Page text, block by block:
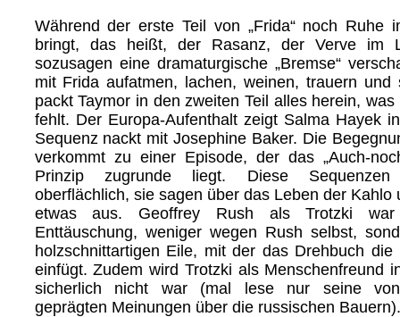
Während der erste Teil von „Frida“ noch Ruhe
bringt, das heißt, der Rasanz, der Verve im
sozusagen eine dramaturgische „Bremse“
mit Frida aufatmen, lachen, weinen, trauern und
packt Taymor in den zweiten Teil alles herein,
fehlt. Der Europa-Aufenthalt zeigt Salma Hayek
Sequenz nackt mit Josephine Baker. Die
verkommt zu einer Episode, der das „Auch-
Prinzip zugrunde liegt. Diese
oberflächlich, sie sagen über das Leben der Kahlo
etwas aus. Geoffrey Rush als Trotzki
Enttäuschung, weniger wegen Rush selbst,
holzschnittartigen Eile, mit der das Drehbuch
einfügt. Zudem wird Trotzki als Menschenfreund
sicherlich nicht war (mal lese nur seine von
geprägten Meinungen über die russischen Bauern).